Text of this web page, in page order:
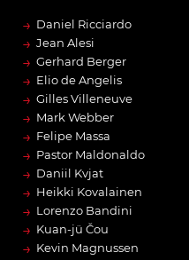
→ Daniel Ricciardo
→ Jean Alesi
→ Gerhard Berger
→ Elio de Angelis
→ Gilles Villeneuve
→ Mark Webber
→ Felipe Massa
→ Pastor Maldonaldo
→ Daniil Kvjat
→ Heikki Kovalainen
→ Lorenzo Bandini
→ Kuan-jü Čou
→ Kevin Magnussen